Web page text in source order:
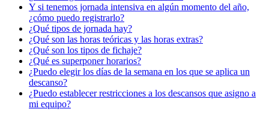
Y si tenemos jornada intensiva en algún momento del año,
¿cómo puedo registrarlo?
¿Qué tipos de jornada hay?
¿Qué son las horas teóricas y las horas extras?
¿Qué son los tipos de fichaje?
¿Qué es superponer horarios?
¿Puedo elegir los días de la semana en los que se aplica un
descanso?
¿Puedo establecer restricciones a los descansos que asigno a
mi equipo?